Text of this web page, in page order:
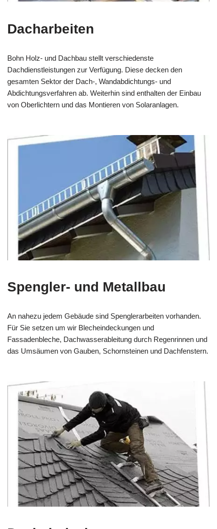
Dacharbeiten
Bohn Holz- und Dachbau stellt verschiedenste
Dachdienstleistungen zur Verfügung. Diese decken den
gesamten Sektor der Dach-, Wandabdichtungs- und
Abdichtungsverfahren ab. Weiterhin sind enthalten der Einbau
von Oberlichtern und das Montieren von Solaranlagen.
Spengler- und Metallbau
An nahezu jedem Gebäude sind Spenglerarbeiten vorhanden.
Für Sie setzen um wir Blecheindeckungen und
Fassadenbleche, Dachwasserableitung durch Regenrinnen und
das Umsäumen von Gauben, Schornsteinen und Dachfenstern.